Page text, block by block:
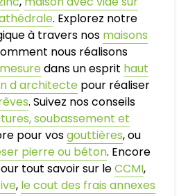
. Explorez notre
à travers nos maisons
nous réalisons
dans un esprit haut
d architecte pour réaliser
. Suivez nos conseils
soubassement et
pour vosgouttières, ou
pierre ou béton. Encore
tout savoir sur leCCMI,
, le cout des frais annexes